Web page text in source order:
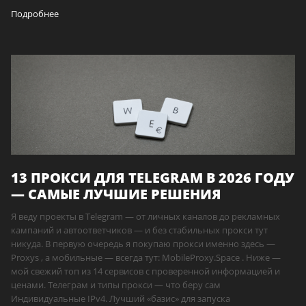
Подробнее
13 ПРОКСИ ДЛЯ TELEGRAM В 2026 ГОДУ
— САМЫЕ ЛУЧШИЕ РЕШЕНИЯ
Я веду проекты в Telegram — от личных каналов до рекламных
кампаний и автоответчиков — и без стабильных прокси тут
никуда. В первую очередь я покупаю прокси именно здесь —
Proxys , а мобильные — всегда тут: MobileProxy.Space . Ниже —
мой свежий топ из 14 сервисов с проверенной информацией и
ценами. Телеграм и типы прокси — что беру сам
Индивидуальные IPv4. Лучший «базис» для запуска